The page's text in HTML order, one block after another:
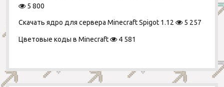
5 800
Скачать ядро для сервера Minecraft Spigot 1.12 5 257
Цветовые коды в Minecraft 4 581